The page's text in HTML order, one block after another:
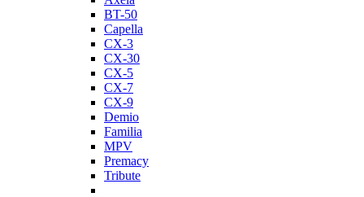
BT-50
Capella
CX-3
CX-30
CX-5
CX-7
CX-9
Demio
Familia
MPV
Premacy
Tribute